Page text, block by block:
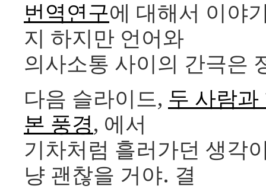
번역연구에 대해서 이야
지 하지만 언어와
의사소통 사이의 간극은
다음 슬라이드, 두 사람
본 풍경, 에서
기차처럼 흘러가던 생각
냥 괜찮을 거야. 결